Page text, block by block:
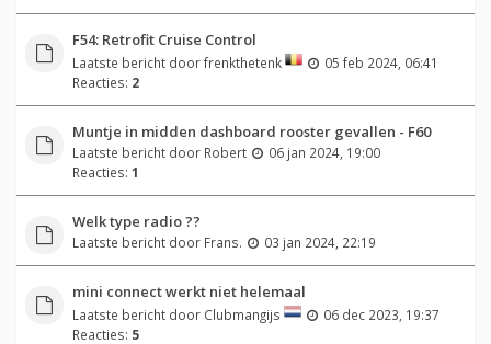
F54: Retrofit Cruise Control
Laatste bericht doorfrenkthetenk
05 feb 2024, 06:41
Reacties: 2
Muntje in midden dashboard rooster gevallen - F60
Laatste bericht door Robert
06 jan 2024, 19:00
Reacties: 1
Welk type radio ??
Laatste bericht door Frans. 03 jan 2024, 22:19
mini connect werkt niet helemaal
Laatste bericht door Clubmangijs
06 dec 2023, 19:37
Reacties: 5